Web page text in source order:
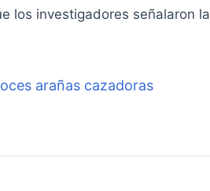
los investigadores señalaron la
arañas cazadoras